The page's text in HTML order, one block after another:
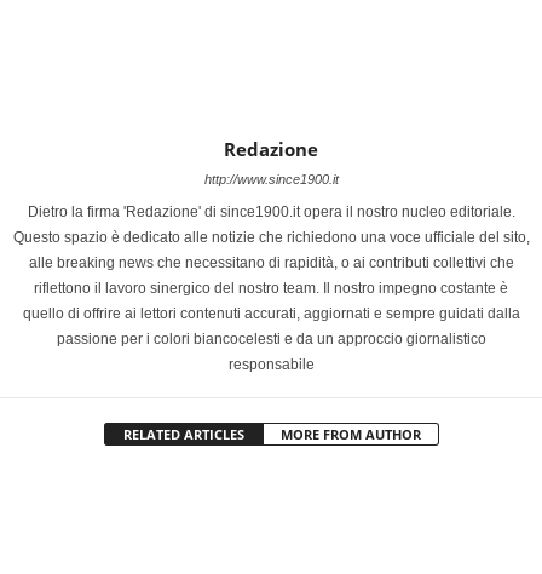
Redazione
http://www.since1900.it
Dietro la firma 'Redazione' di since1900.it opera il nostro nucleo editoriale.
Questo spazio è dedicato alle notizie che richiedono una voce ufficiale del sito,
alle breaking news che necessitano di rapidità, o ai contributi collettivi che
riflettono il lavoro sinergico del nostro team. Il nostro impegno costante è
quello di offrire ai lettori contenuti accurati, aggiornati e sempre guidati dalla
passione per i colori biancocelesti e da un approccio giornalistico
responsabile
RELATED ARTICLES MORE FROM AUTHOR